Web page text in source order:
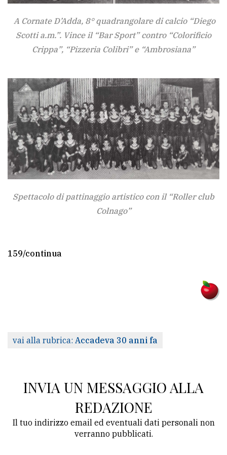
A Cornate D’Adda, 8° quadrangolare di calcio “Diego
Scotti a.m.”. Vince il “Bar Sport” contro “Colorificio
Crippa”, “Pizzeria Colibri” e “Ambrosiana”
Spettacolo di pattinaggio artistico con il “Roller club
Colnago”
159/continua
vai alla rubrica: Accadeva 30 anni fa
INVIA UN MESSAGGIO ALLA
REDAZIONE
Il tuo indirizzo email ed eventuali dati personali non
verranno pubblicati.